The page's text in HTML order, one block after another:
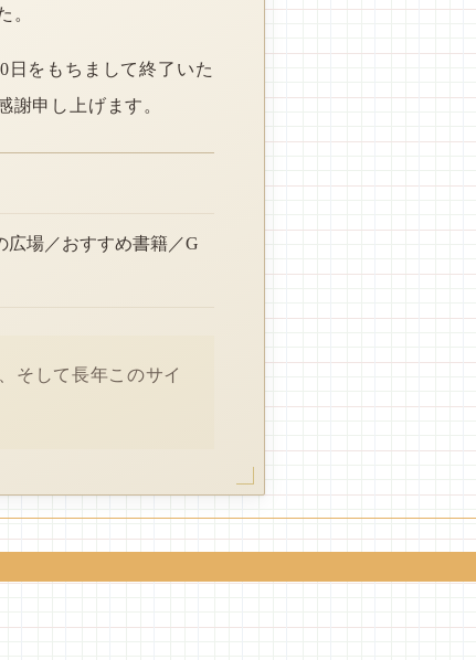
。
日をもちまして終了いた
謝申し上げます。
広場／おすすめ書籍／G
そして長年このサイ